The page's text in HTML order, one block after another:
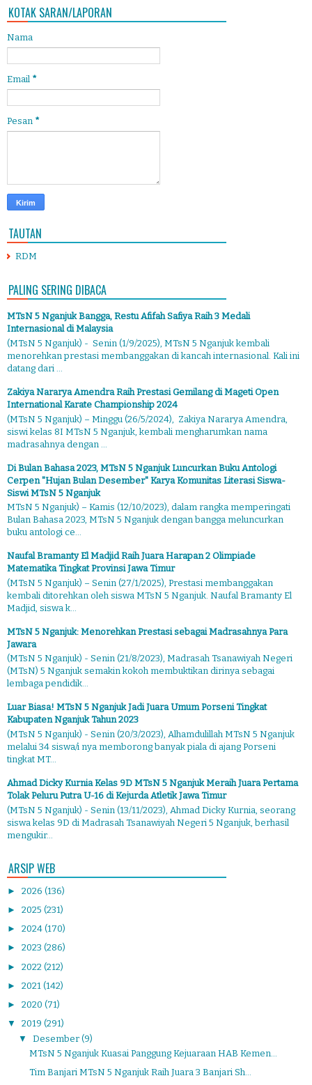
KOTAK SARAN/LAPORAN
Nama
Email *
Pesan *
TAUTAN
RDM
PALING SERING DIBACA
MTsN 5 Nganjuk Bangga, Restu Afifah Safiya Raih 3 Medali
Internasional di Malaysia
(MTsN 5 Nganjuk) - Senin (1/9/2025), MTsN 5 Nganjuk kembali
menorehkan prestasi membanggakan di kancah internasional. Kali ini
datang dari ...
Zakiya Nararya Amendra Raih Prestasi Gemilang di Mageti Open
International Karate Championship 2024
(MTsN 5 Nganjuk) – Minggu (26/5/2024), Zakiya Nararya Amendra,
siswi kelas 8I MTsN 5 Nganjuk, kembali mengharumkan nama
madrasahnya dengan ...
Di Bulan Bahasa 2023, MTsN 5 Nganjuk Luncurkan Buku Antologi
Cerpen "Hujan Bulan Desember" Karya Komunitas Literasi Siswa-
Siswi MTsN 5 Nganjuk
MTsN 5 Nganjuk) – Kamis (12/10/2023), dalam rangka memperingati
Bulan Bahasa 2023, MTsN 5 Nganjuk dengan bangga meluncurkan
buku antologi ce...
Naufal Bramanty El Madjid Raih Juara Harapan 2 Olimpiade
Matematika Tingkat Provinsi Jawa Timur
(MTsN 5 Nganjuk) – Senin (27/1/2025), Prestasi membanggakan
kembali ditorehkan oleh siswa MTsN 5 Nganjuk. Naufal Bramanty El
Madjid, siswa k...
MTsN 5 Nganjuk: Menorehkan Prestasi sebagai Madrasahnya Para
Jawara
(MTsN 5 Nganjuk) - Senin (21/8/2023), Madrasah Tsanawiyah Negeri
(MTsN) 5 Nganjuk semakin kokoh membuktikan dirinya sebagai
lembaga pendidik...
Luar Biasa! MTsN 5 Nganjuk Jadi Juara Umum Porseni Tingkat
Kabupaten Nganjuk Tahun 2023
(MTsN 5 Nganjuk) - Senin (20/3/2023), Alhamdulillah MTsN 5 Nganjuk
melalui 34 siswa/i nya memborong banyak piala di ajang Porseni
tingkat MT...
Ahmad Dicky Kurnia Kelas 9D MTsN 5 Nganjuk Meraih Juara Pertama
Tolak Peluru Putra U-16 di Kejurda Atletik Jawa Timur
(MTsN 5 Nganjuk) - Senin (13/11/2023), Ahmad Dicky Kurnia, seorang
siswa kelas 9D di Madrasah Tsanawiyah Negeri 5 Nganjuk, berhasil
mengukir...
ARSIP WEB
► 2026 (136)
► 2025 (231)
► 2024 (170)
► 2023 (286)
► 2022 (212)
► 2021 (142)
► 2020 (71)
▼ 2019 (291)
▼ Desember (9)
MTsN 5 Nganjuk Kuasai Panggung Kejuaraan HAB Kemen...
Tim Banjari MTsN 5 Nganjuk Raih Juara 3 Banjari Sh...